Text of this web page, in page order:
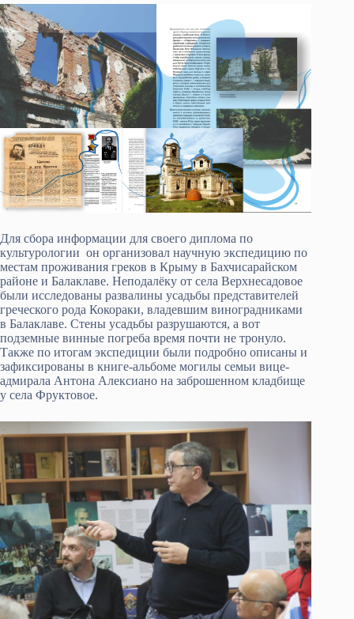
Для сбора информации для своего диплома по
культурологии он организовал научную экспедицию по
местам проживания греков в Крыму в Бахчисарайском
районе и Балаклаве. Неподалёку от села Верхнесадовое
были исследованы развалины усадьбы представителей
греческого рода Кокораки, владевшим виноградниками
в Балаклаве. Стены усадьбы разрушаются, а вот
подземные винные погреба время почти не тронуло.
Также по итогам экспедиции были подробно описаны и
зафиксированы в книге-альбоме могилы семьи вице-
адмирала Антона Алексиано на заброшенном кладбище
у села Фруктовое.